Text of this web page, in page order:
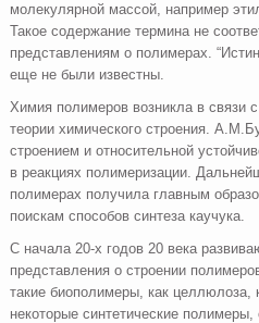
молекулярной массой, например
Такое содержание термина не
представлениям о полимерах.
еще не были известны.
Химия полимеров возникла в
теории химического строения.
строением и относительной
в реакциях полимеризации.
полимерах получила главным
поискам способов синтеза каучука.
С начала 20-х годов 20 века
представления о строении
такие биополимеры, как целлюлоза,
некоторые синтетические